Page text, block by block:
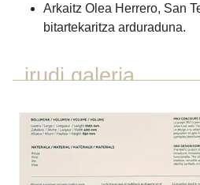
Arkaitz Olea Herrero, San
bitartekaritza arduraduna.
irudi galeria